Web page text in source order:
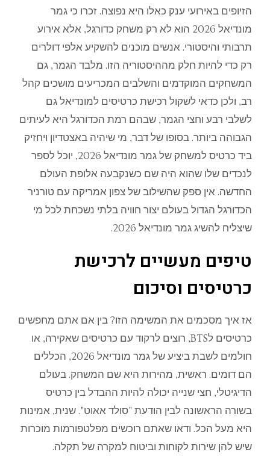
הזיופים באירועי ענק כאלו היא נפוצה. זכרו כי גמר
מונדיאל
הוא לא רק משחק כדורגל, אלא אירוע
תרבותי והיסטורי. אנשים מוכנים להשקיע אלפי דולרים
רק כדי להיות חלק מההיסטוריה הזו. מלבד הגמר, גם
המשחקים המוקדמים והשלבים המכריעים מושכים קהל
רב, ולכן כדאי לשקול רכישת כרטיסים למונדיאל גם
לשלבי רבע וחצי הגמר, שבהם רמת הכדורגל היא לעיתים
הגבוהה ביותר. בסופו של דבר, מי שיהיה באצטדיון ויחזיק
ביד כרטיס למשחק של גמר מונדיאל יוכל לספר
לנכדים שלו שהוא היה שם כשנקבעה אלופת העולם
החדשה. אין ספק שהשילוב של צפון אמריקה עם טורניר
הכדורגל הגדול בעולם יצור חוויה בלתי נשכחת לכל מי
שיצליח להשיג גמר מונדיאל
טיפים מעשיים לרכישת
כרטיסים וסיכום
אז איך מסכמים את המשימה הזו? בין אם אתם מחפשים
כרטיסים לBTS
, רוצים לרקוד עם כרטיסים שאקירה, או
חולמים לשבת ביציע של גמר מונדיאל
הכללים
הם דומים. ראשית, מהירות היא שם המשחק. בעולם
הדיגיטלי, חצי שנייה יכולה להיות ההבדל בין כרטיס
בשורה הראשונה לבין הודעת "סולד אאוט". שנית, אמינות
היא מעל הכל. ודאו שאתם רוכשים מפלטפורמות מוכרות
שיש להן שירות לקוחות וביטוח למקרה של תקלה.